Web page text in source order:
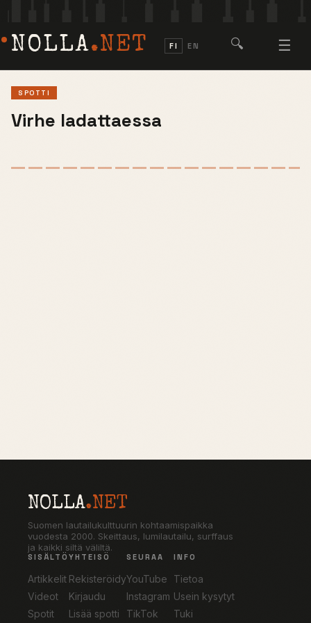
NOLLA.NET FI EN 🔍 ☰
SPOTTI
Virhe ladattaessa
NOLLA.NET
Suomen lautailukulttuurin kohtaamispaikka
vuodesta 2000. Skeittaus, lumilautailu, surffaus
ja kaikki siltä väliltä.
SISÄLTÖ
Artikkelit
Videot
Spotit
YHTEISÖ
Rekisteröidy
Kirjaudu
Lisää spotti
SEURAA
YouTube
Instagram
TikTok
INFO
Tietoa
Usein kysytyt
Tuki